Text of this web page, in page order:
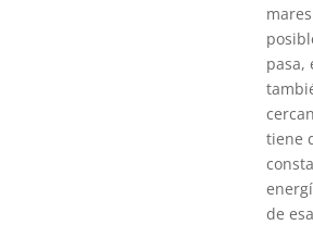
pasa,
tiene
de